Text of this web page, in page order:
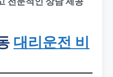
대리운전 비